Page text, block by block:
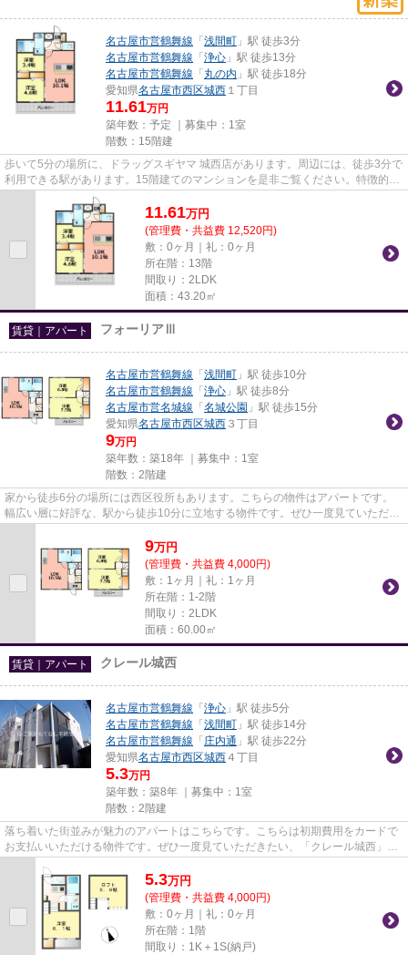
名古屋市営鶴舞線 「 浅間町 」駅 徒歩3分
名古屋市営鶴舞線 「 浄心 」駅 徒歩13分
名古屋市営鶴舞線 「 丸の内 」駅 徒歩18分
愛知県名古屋市西区城西 １丁目
11.61万円
築年数：予定 ｜募集中： 1室
階数：15階建
歩いて5分の場所に、ドラッグスギヤマ 城西店があります。周辺には、徒歩3分で
利用できる駅があります。15階建てのマンションを是非ご覧ください。特徴的な
外観と洗練された設計の内装...
11.61万円
(管理費・共益費 12,520円)
敷：0ヶ月｜礼：0ヶ月
所在階：13階
間取り：2LDK
面積：43.20㎡
賃貸｜アパート フォーリアⅢ
名古屋市営鶴舞線 「 浅間町 」駅 徒歩10分
名古屋市営鶴舞線 「 浄心 」駅 徒歩8分
名古屋市営名城線 「 名城公園 」駅 徒歩15分
愛知県名古屋市西区城西 ３丁目
9万円
築年数：築18年 ｜募集中： 1室
階数：2階建
家から徒歩6分の場所には西区役所もあります。こちらの物件はアパートです。
幅広い層に好評な、駅から徒歩10分に立地する物件です。ぜひ一度見ていただき
9万円
(管理費・共益費 4,000円)
敷：1ヶ月｜礼：1ヶ月
所在階：1-2階
間取り：2LDK
面積：60.00㎡
賃貸｜アパート クレール城西
名古屋市営鶴舞線 「 浄心 」駅 徒歩5分
名古屋市営鶴舞線 「 浅間町 」駅 徒歩14分
名古屋市営鶴舞線 「 庄内通 」駅 徒歩22分
愛知県名古屋市西区城西 ４丁目
5.3万円
築年数：築8年 ｜募集中： 1室
階数：2階建
落ち着いた街並みが魅力のアパートはこちらです。こちらは初期費用をカードで
お支払いいただける物件です。ぜひ一度見ていただきたい、「クレール城西」で
5.3万円
(管理費・共益費 4,000円)
敷：0ヶ月｜礼：0ヶ月
所在階：1階
間取り：1K＋1S(納戸)